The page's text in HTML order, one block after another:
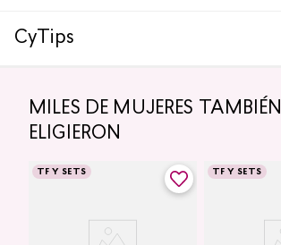
CyTips
MILES DE MUJERES TAMBIÉN
ELIGIERON
TF Y SETS TF Y SETS